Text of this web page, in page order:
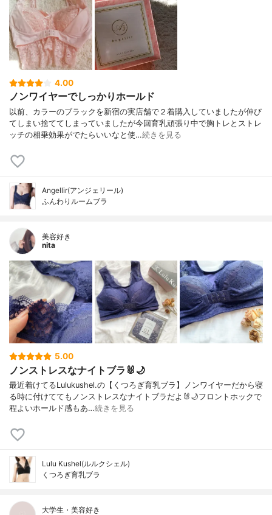
4.00
ノンワイヤーでしっかりホールド
以前、カラーのブラックを新宿の実店舗で２着購入していましたが伸び
てしまい捨ててしまっていましたが今回育乳頑張り中で胸トレとストレ
ッチの相乗効果がでたらいいなと使…続きを見る
Angellir(アンジェリール)
ふんわりルームブラ
美容好き
nita
5.00
ノンストレスなナイトブラ🐰🌙
最近着けてるLulukushel.の【くつろぎ育乳ブラ】ノンワイヤーだから寝
る時に付けててもノンストレスなナイトブラだよ🐰🌙フロントホックで
程よいホールド感もあ…続きを見る
Lulu Kushel(ルルクシェル)
くつろぎ育乳ブラ
大学生・美容好き